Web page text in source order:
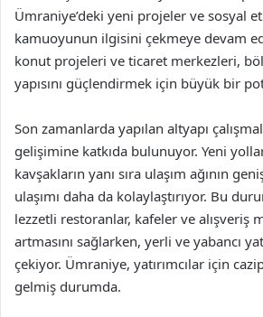
Ümraniye’deki yeni projeler ve sosyal
kamuoyunun ilgisini çekmeye devam
konut projeleri ve ticaret merkezleri,
yapısını güçlendirmek için büyük bir
Son zamanlarda yapılan altyapı
gelişimine katkıda bulunuyor. Yeni
kavşakların yanı sıra ulaşım ağının
ulaşımı daha da kolaylaştırıyor. Bu
lezzetli restoranlar, kafeler ve alışveriş
artmasını sağlarken, yerli ve yabancı
çekiyor. Ümraniye, yatırımcılar için
gelmiş durumda.